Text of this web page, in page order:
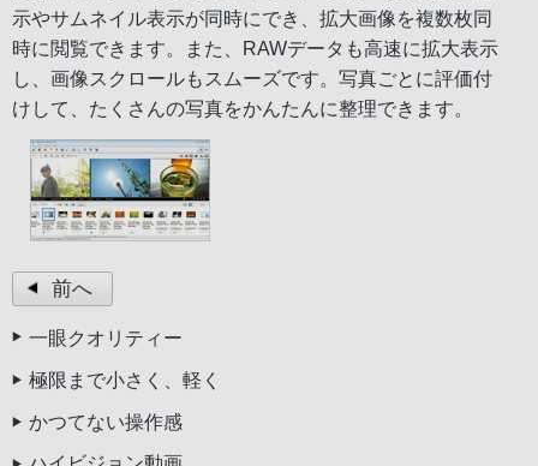
示やサムネイル表示が同時にでき、拡大画像を複数枚同
時に閲覧できます。また、RAWデータも高速に拡大表示
し、画像スクロールもスムーズです。写真ごとに評価付
けして、たくさんの写真をかんたんに整理できます。
前へ
一眼クオリティー
極限まで小さく、軽く
かつてない操作感